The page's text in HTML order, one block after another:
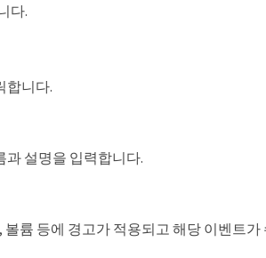
다.
합니다.
과 설명을 입력합니다.
륨 등에 경고가 적용되고 해당 이벤트가